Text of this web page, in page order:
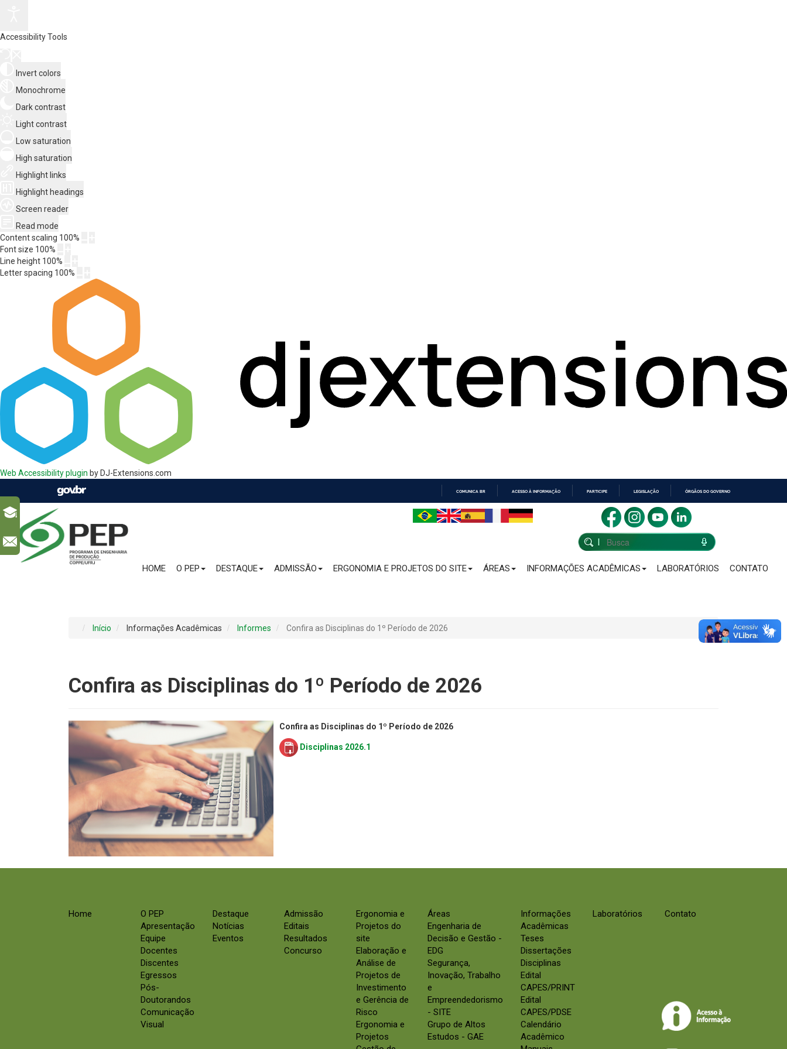
Accessibility Tools
Invert colors
Monochrome
Dark contrast
Light contrast
Low saturation
High saturation
Highlight links
Highlight headings
Screen reader
Read mode
Content scaling 100%
Font size 100%
Line height 100%
Letter spacing 100%
Web Accessibility plugin by DJ-Extensions.com
COMUNICA BR ACESSO À INFORMAÇÃO PARTICIPE LEGISLAÇÃO ÓRGÃOS DO GOVERNO
HOME O PEP DESTAQUE ADMISSÃO ERGONOMIA E PROJETOS DO SITE ÁREAS INFORMAÇÕES ACADÊMICAS LABORATÓRIOS CONTATO
Início Informações Acadêmicas Informes Confira as Disciplinas do 1º Período de 2026
Confira as Disciplinas do 1º Período de 2026
Confira as Disciplinas do 1º Período de 2026
Disciplinas 2026.1
Home
O PEP
Apresentação
Equipe
Docentes
Discentes
Egressos
Pós-
Doutorandos
Comunicação
Visual
Destaque
Notícias
Eventos
Admissão
Editais
Resultados
Concurso
Ergonomia e
Projetos do
site
Elaboração e
Análise de
Projetos de
Investimento
e Gerência de
Risco
Ergonomia e
Projetos
Áreas
Engenharia de
Decisão e Gestão -
EDG
Segurança,
Inovação, Trabalho
e
Empreendedorismo
- SITE
Grupo de Altos
Estudos - GAE
Informações
Acadêmicas
Teses
Dissertações
Disciplinas
Edital
CAPES/PRINT
Edital
CAPES/PDSE
Calendário
Acadêmico
Laboratórios Contato